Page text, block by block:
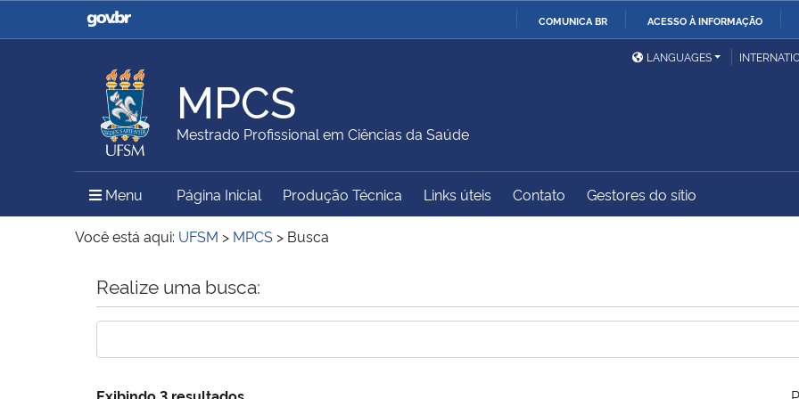
COMUNICA BR ACESSO À INFORMAÇÃO
Casa Civil
Ministério da Justiça e
Ministério da Defesa
Ministério das Relações
Exteriores
Ministério da Agricultura,
Pecuária e Abastecimento
Ministério da Educação
Ministério do Meio Ambiente Ministério do Turismo
Ministério do
Controladoria-Geral da
LANGUAGES
MPCS
Mestrado Profissional em Ciências da Saúde
Menu Menu Principal do Sítio
Página Inicial Produção Técnica Links úteis Contato Gestores do sítio
Você está aqui: UFSM > MPCS > Busca
Início do conteúdo
Realize uma busca:
Exibindo 3 resultados